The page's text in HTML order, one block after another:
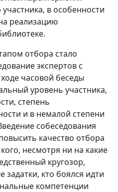
в особенности
реализацию
отбора стало
экспертов с
часовой беседы
уровень участника,
степень
и в немалой степени
собеседования
качество отбора
несмотря ни на какие
кругозор,
задатки, кто боялся идти
компетенции